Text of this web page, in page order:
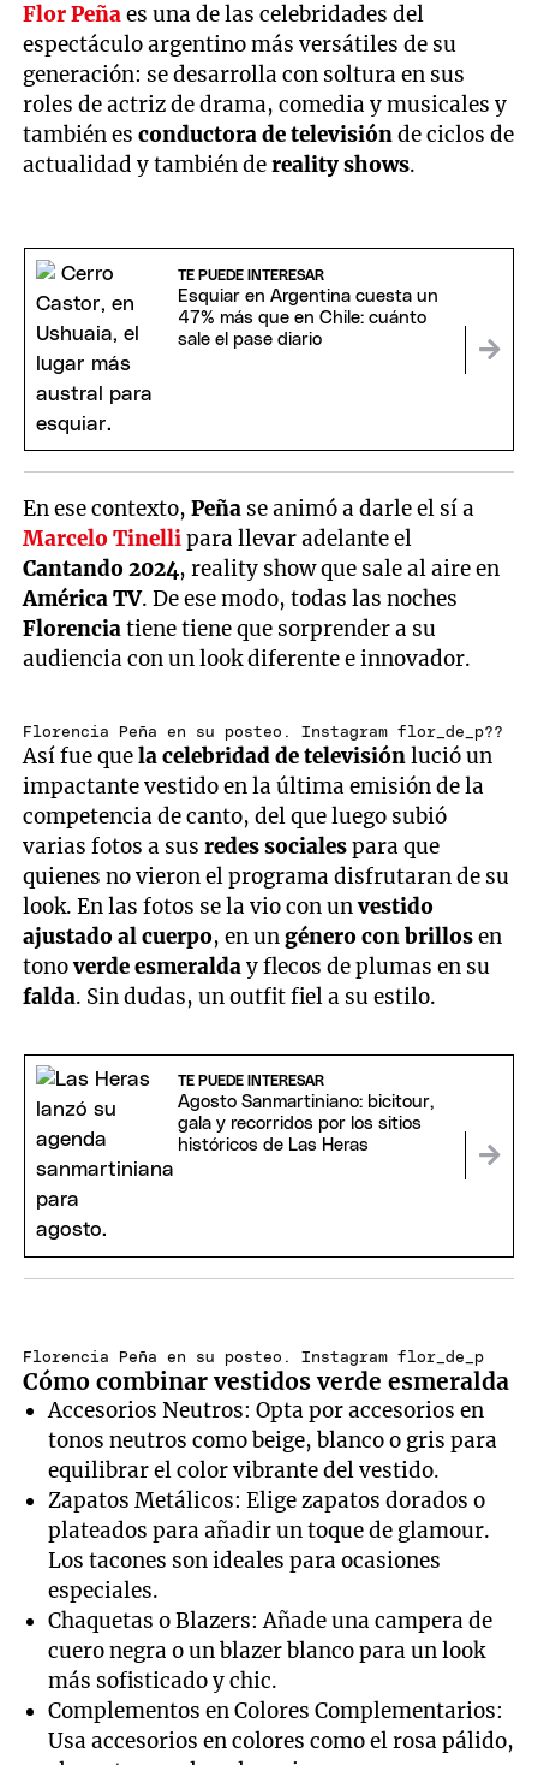
Flor Peñaes una de las celebridades del
espectáculo argentino más versátiles de su
generación: se desarrolla con soltura en sus
roles de actriz de drama, comedia y musicales y
también esconductora de televisiónde ciclos de
actualidad y también dereality shows.
TE PUEDE INTERESAR
Esquiar en Argentina cuesta un
47% más que en Chile: cuánto
sale el pase diario
En ese contexto, Peña se animó a darle el sí a
Marcelo Tinellipara llevar adelante el
Cantando 2024, reality show que sale al aire en
América TV. De ese modo, todas las noches
Florenciatiene tiene que sorprender a su
audiencia con un look diferente e innovador.
Florencia Peña en su posteo. Instagram flor_de_p??
Así fue quela celebridad de televisiónlució un
impactante vestido en la última emisión de la
competencia de canto, del que luego subió
varias fotos a susredes socialespara que
quienes no vieron el programa disfrutaran de su
look. En las fotos se la vio con unvestido
ajustado al cuerpo, en ungénero con brillosen
tonoverde esmeralday flecos de plumas en su
falda. Sin dudas, un outfit fiel a su estilo.
TE PUEDE INTERESAR
Agosto Sanmartiniano: bicitour,
gala y recorridos por los sitios
históricos de Las Heras
Florencia Peña en su posteo. Instagram flor_de_p
Cómo combinar vestidos verde esmeralda
Accesorios Neutros: Opta por accesorios en
tonos neutros como beige, blanco o gris para
equilibrar el color vibrante del vestido.
Zapatos Metálicos: Elige zapatos dorados o
plateados para añadir un toque de glamour.
Los tacones son ideales para ocasiones
especiales.
Chaquetas o Blazers: Añade una campera de
cuero negra o un blazer blanco para un look
más sofisticado y chic.
Complementos en Colores Complementarios:
Usa accesorios en colores como el rosa pálido,